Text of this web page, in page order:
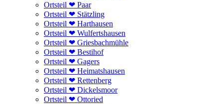
Ortsteil ❤ Paar
Ortsteil ❤ Stätzling
Ortsteil ❤ Harthausen
Ortsteil ❤ Wulfertshausen
Ortsteil ❤ Griesbachmühle
Ortsteil ❤ Bestihof
Ortsteil ❤ Gagers
Ortsteil ❤ Heimatshausen
Ortsteil ❤ Rettenberg
Ortsteil ❤ Dickelsmoor
Ortsteil ❤ Ottoried